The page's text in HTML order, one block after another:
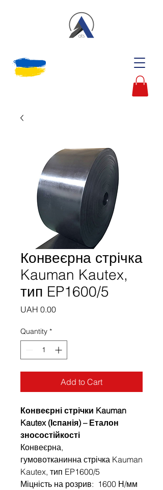
Конвеєрна стрічка
Kauman Kautex,
тип EP1600/5
UAH 0.00Price
Quantity *
Add to Cart
Конвеєрні стрічки Kauman
Kautex (Іспанія) – Еталон
зносостійкості
Конвеєрна,
гумовотканинна стрічка Kauman
Kautex, тип EP1600/5
Міцність на розрив: 1600 Н/мм